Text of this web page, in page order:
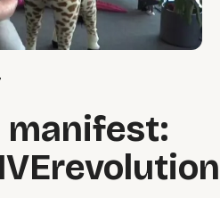
manifest: